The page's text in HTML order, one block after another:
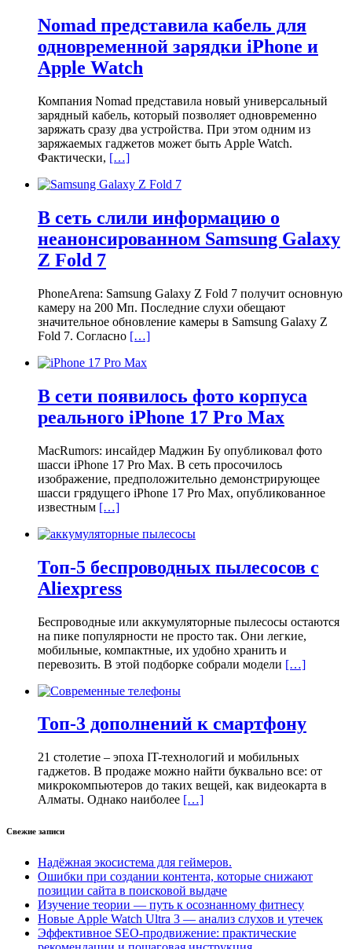
Nomad представила кабель для
одновременной зарядки iPhone и
Apple Watch
Компания Nomad представила новый универсальный
зарядный кабель, который позволяет одновременно
заряжать сразу два устройства. При этом одним из
заряжаемых гаджетов может быть Apple Watch.
Фактически, […]
В сеть слили информацию о
неанонсированном Samsung Galaxy
Z Fold 7
PhoneArena: Samsung Galaxy Z Fold 7 получит основную
камеру на 200 Мп. Последние слухи обещают
значительное обновление камеры в Samsung Galaxy Z
Fold 7. Согласно […]
В сети появилось фото корпуса
реального iPhone 17 Pro Max
MacRumors: инсайдер Маджин Бу опубликовал фото
шасси iPhone 17 Pro Max. В сеть просочилось
изображение, предположительно демонстрирующее
шасси грядущего iPhone 17 Pro Max, опубликованное
известным […]
Топ-5 беспроводных пылесосов с
Aliexpress
Беспроводные или аккумуляторные пылесосы остаются
на пике популярности не просто так. Они легкие,
мобильные, компактные, их удобно хранить и
перевозить. В этой подборке собрали модели […]
Топ-3 дополнений к смартфону
21 столетие – эпоха IT-технологий и мобильных
гаджетов. В продаже можно найти буквально все: от
микрокомпьютеров до таких вещей, как видеокарта в
Алматы. Однако наиболее […]
Свежие записи
Надёжная экосистема для геймеров.
Ошибки при создании контента, которые снижают
позиции сайта в поисковой выдаче
Изучение теории — путь к осознанному фитнесу
Новые Apple Watch Ultra 3 — анализ слухов и утечек
Эффективное SEO-продвижение: практические